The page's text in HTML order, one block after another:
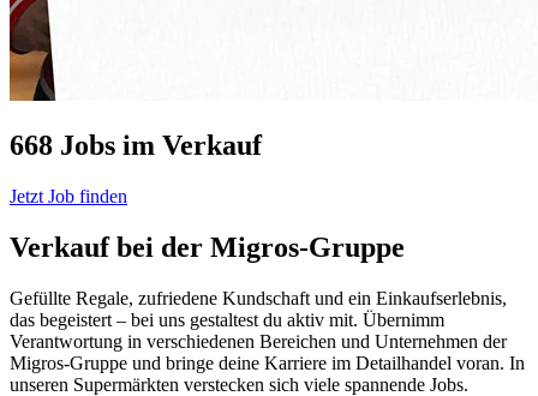
668 Jobs im Verkauf
Jetzt Job finden
Verkauf bei der Migros-Gruppe
Gefüllte Regale, zufriedene Kundschaft und ein Einkaufserlebnis,
das begeistert – bei uns gestaltest du aktiv mit. Übernimm
Verantwortung in verschiedenen Bereichen und Unternehmen der
Migros-Gruppe und bringe deine Karriere im Detailhandel voran. In
unseren Supermärkten verstecken sich viele spannende Jobs.